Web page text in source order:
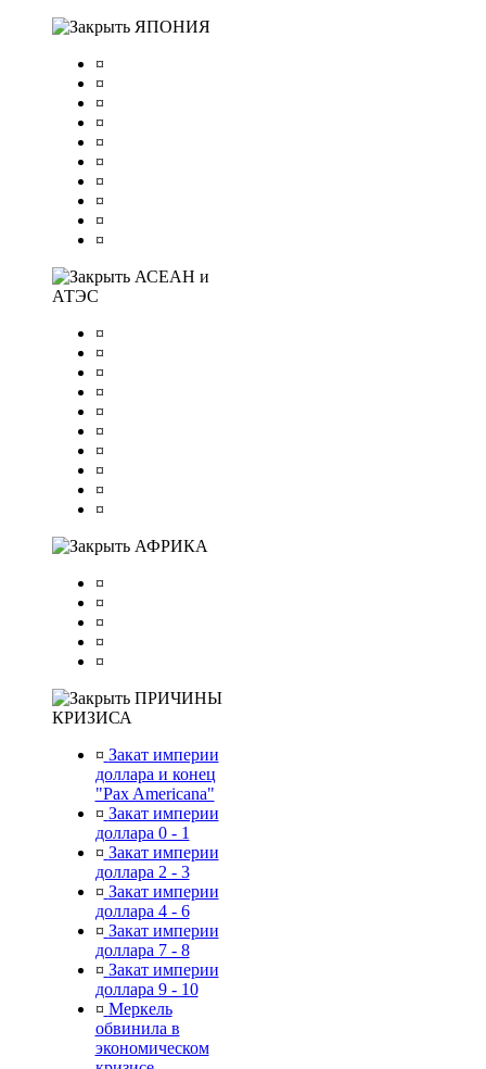
ЯПОНИЯ
¤
¤
¤
¤
¤
¤
¤
¤
¤
¤
АСЕАН и
АТЭС
¤
¤
¤
¤
¤
¤
¤
¤
¤
¤
АФРИКА
¤
¤
¤
¤
¤
ПРИЧИНЫ
КРИЗИСА
¤ Закат империи
доллара и конец
"Pax Americana"
¤ Закат империи
доллара 0 - 1
¤ Закат империи
доллара 2 - 3
¤ Закат империи
доллара 4 - 6
¤ Закат империи
доллара 7 - 8
¤ Закат империи
доллара 9 - 10
¤ Меркель
обвинила в
экономическом